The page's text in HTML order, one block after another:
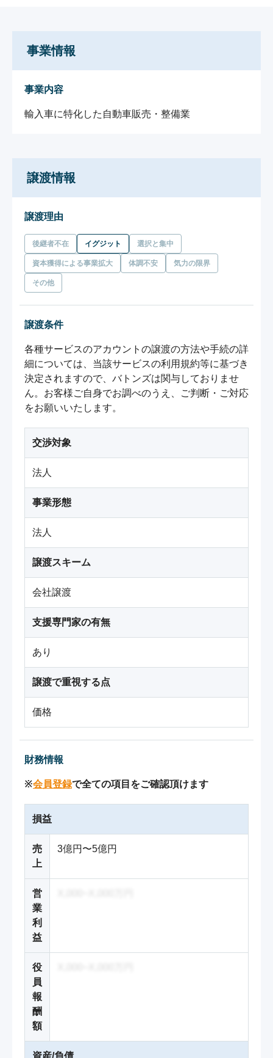
事業情報
事業内容
輸入車に特化した自動車販売・整備業
譲渡情報
譲渡理由
後継者不在 イグジット 選択と集中
資本獲得による事業拡大 体調不安 気力の限界
その他
譲渡条件
各種サービスのアカウントの譲渡の方法や手続の詳
細については、当該サービスの利用規約等に基づき
決定されますので、バトンズは関与しておりませ
ん。お客様ご自身でお調べのうえ、ご判断・ご対応
をお願いいたします。
交渉対象
法人
事業形態
法人
譲渡スキーム
会社譲渡
支援専門家の有無
あり
譲渡で重視する点
価格
財務情報
※会員登録で全ての項目をご確認頂けます
損益
売
上
3億円〜5億円
営
業
利
益
役
員
報
酬
額